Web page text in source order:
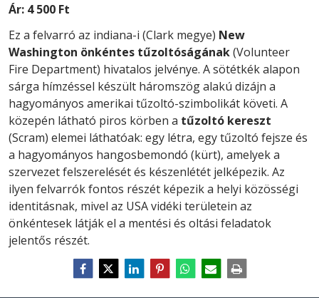
Ár: 4 500 Ft
Ez a felvarró az indiana-i (Clark megye) New
Washington önkéntes tűzoltóságának(Volunteer
Fire Department) hivatalos jelvénye. A sötétkék alapon
sárga hímzéssel készült háromszög alakú dizájn a
hagyományos amerikai tűzoltó-szimbolikát követi. A
közepén látható piros körben a tűzoltó kereszt
(Scram) elemei láthatóak: egy létra, egy tűzoltó fejsze és
a hagyományos hangosbemondó (kürt), amelyek a
szervezet felszerelését és készenlétét jelképezik. Az
ilyen felvarrók fontos részét képezik a helyi közösségi
identitásnak, mivel az USA vidéki területein az
önkéntesek látják el a mentési és oltási feladatok
jelentős részét.